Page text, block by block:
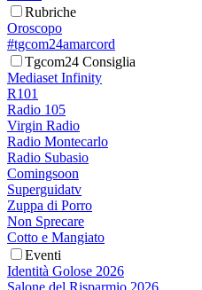
Rubriche
Oroscopo
#tgcom24amarcord
Tgcom24 Consiglia
Mediaset Infinity
R101
Radio 105
Virgin Radio
Radio Montecarlo
Radio Subasio
Comingsoon
Superguidatv
Zuppa di Porro
Non Sprecare
Cotto e Mangiato
Eventi
Identità Golose 2026
Salone del Risparmio 2026